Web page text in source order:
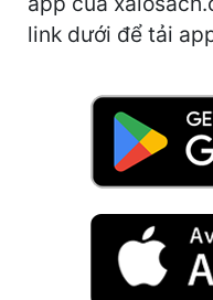
Khoa Huyễn
link dưới để tải